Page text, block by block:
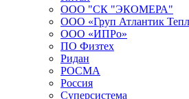
ООО "СК "ЭКОМЕРА"
ООО «Груп Атлантик
ООО «ИПРо»
ПО Физтех
Ридан
РОСМА
Россия
Суперсистема